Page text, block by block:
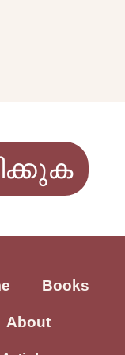
Books
About